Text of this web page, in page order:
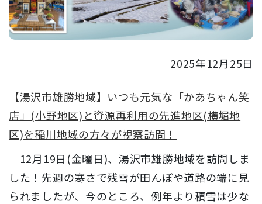
2025年12月25日
【湯沢市雄勝地域】いつも元気な「かあちゃん笑
店」(小野地区)と資源再利用の先進地区(横堀地
区)を稲川地域の方々が視察訪問！
12月19日(金曜日)、湯沢市雄勝地域を訪問しま
した！先週の寒さで残雪が田んぼや道路の端に見
られましたが、今のところ、例年より積雪は少な